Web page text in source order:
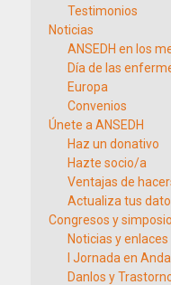
Testimonios
Noticias
ANSEDH en los
Día de las
Europa
Convenios
Únete a ANSEDH
Haz un donativo
Hazte socio/a
Ventajas de
Actualiza tus
Congresos y
Noticias y enlaces
I Jornada en
Danlos y